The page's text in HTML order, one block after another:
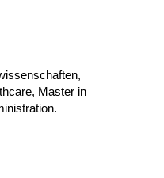
Master in